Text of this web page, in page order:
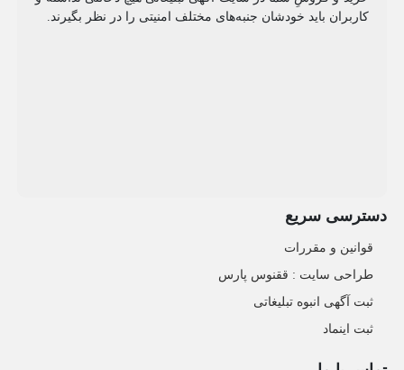
کاربران باید خودشان جنبه‌های مختلف امنیتی را در نظر بگیرند.
دسترسی سریع
قوانین و مقررات
طراحی سایت : ققنوس پارس
ثبت آگهی انبوه تبلیغاتی
ثبت اینماد